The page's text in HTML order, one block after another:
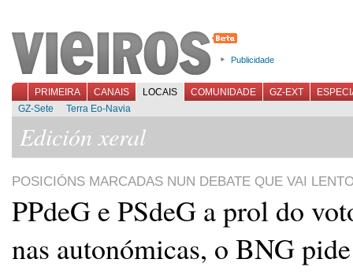
Publicidade
PRIMEIRA CANAIS LOCAIS COMUNIDADE GZ-EXT
GZ-Sete
Terra Eo-Navia
Edición xeral
POSICIÓNS MARCADAS NUN DEBATE QUE VAI
PPdeG e PSdeG a prol do
nas autonómicas, o BNG